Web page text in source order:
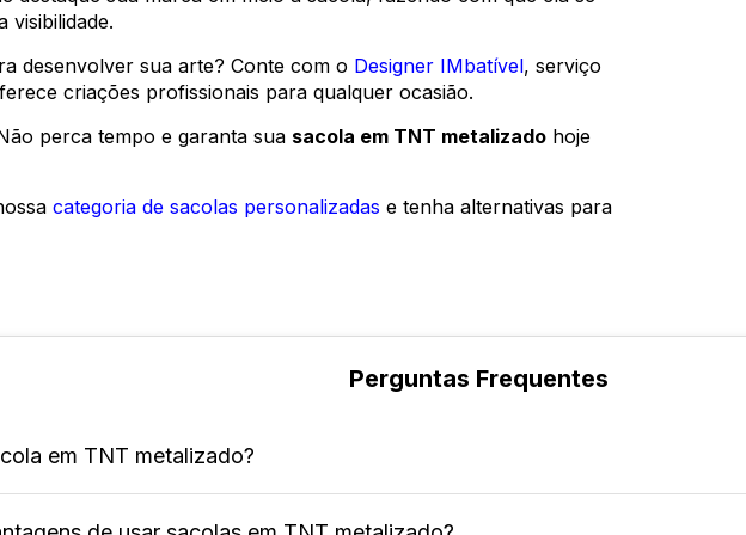
visibilidade.
desenvolver sua arte? Conte com o Designer IMbatível, serviço
criações profissionais para qualquer ocasião.
perca tempo e garanta sua sacola em TNT metalizado hoje
categoria de sacolas personalizadas e tenha alternativas para
Perguntas Frequentes
em TNT metalizado?